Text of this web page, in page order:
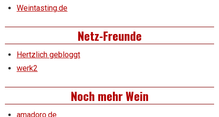
Weintasting.de
Netz-Freunde
Hertzlich gebloggt
werk2
Noch mehr Wein
amadoro.de